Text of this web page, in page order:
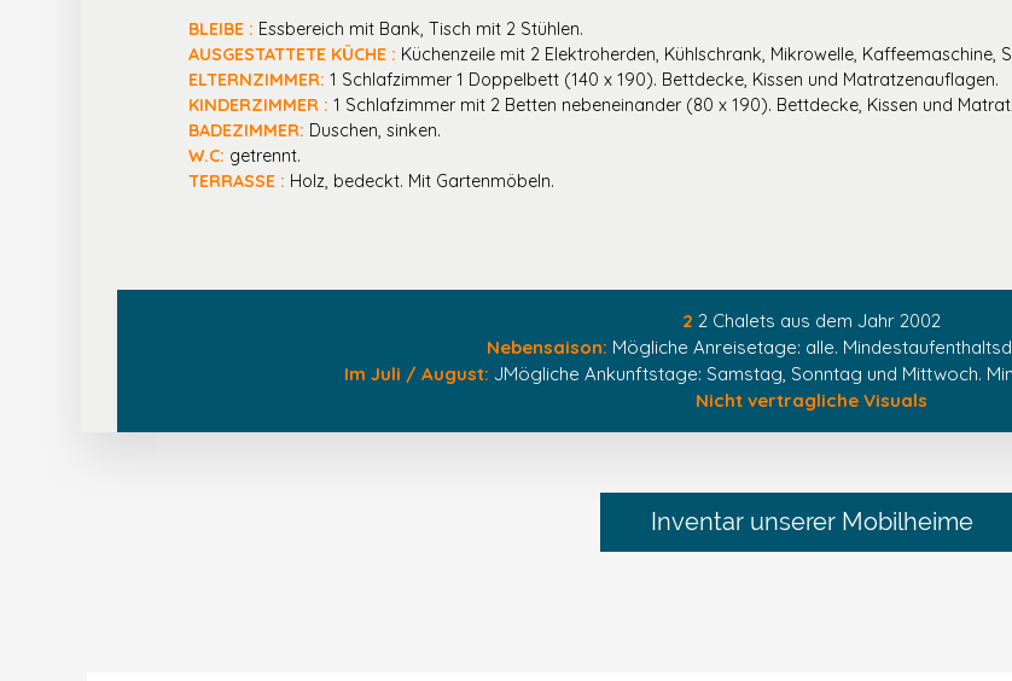
BLEIBE : Essbereich mit Bank, Tisch mit 2 Stühlen.
AUSGESTATTETE KÜCHE : Küchenzeile mit 2 Elektroherden, Kühlschrank, Mikrowelle, Kaffeemaschine,
ELTERNZIMMER: 1 Schlafzimmer 1 Doppelbett (140 x 190). Bettdecke, Kissen und Matratzenauflagen.
KINDERZIMMER : 1 Schlafzimmer mit 2 Betten nebeneinander (80 x 190). Bettdecke, Kissen und
BADEZIMMER: Duschen, sinken.
W.C: getrennt.
TERRASSE : Holz, bedeckt. Mit Gartenmöbeln.
2 2 Chalets aus dem Jahr 2002
Nebensaison: Mögliche Anreisetage: alle.
Im Juli / August: JMögliche Ankunftstage: Samstag, Sonntag und Mittwoch.
Nicht vertragliche Visuals
Inventar unserer Mobilheime